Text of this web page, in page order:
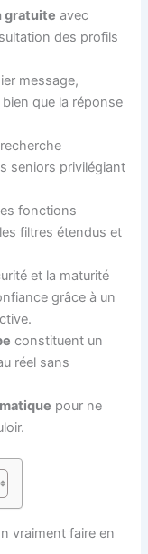
gratuite avec
des profils
message,
que la réponse
seniors privilégiant
fonctions
filtres étendus et
et la maturité
grâce à un
constituent un
réel sans
pour ne
vraiment faire en